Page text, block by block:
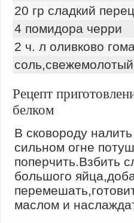
20 гр сладкий перец
4 помидора черри
2 ч. л оливково
Рецепт
белком
В сковороду
сильном огне
поперчить.Взбить
большого
маслом и